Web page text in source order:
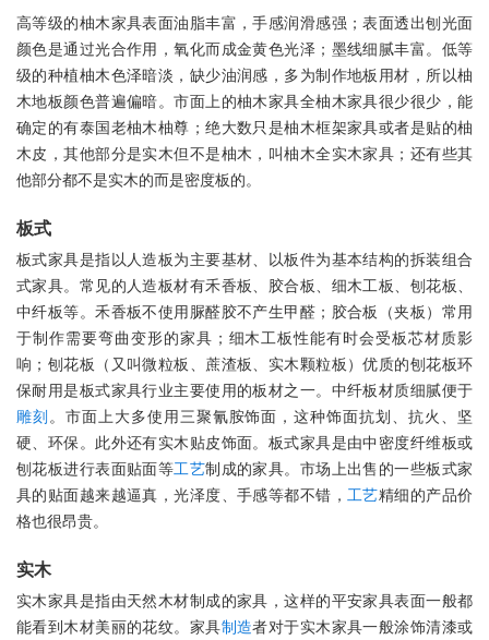
高等级的柚木家具表面油脂丰富，手感润滑感强；表面透出刨光面
颜色是通过光合作用，氧化而成金黄色光泽；墨线细腻丰富。低等
级的种植柚木色泽暗淡，缺少油润感，多为制作地板用材，所以柚
木地板颜色普遍偏暗。市面上的柚木家具全柚木家具很少很少，能
确定的有泰国老柚木柚尊；绝大数只是柚木框架家具或者是贴的柚
木皮，其他部分是实木但不是柚木，叫柚木全实木家具；还有些其
他部分都不是实木的而是密度板的。
板式
板式家具是指以人造板为主要基材、以板件为基本结构的拆装组合
式家具。常见的人造板材有禾香板、胶合板、细木工板、刨花板、
中纤板等。禾香板不使用脲醛胶不产生甲醛；胶合板（夹板）常用
于制作需要弯曲变形的家具；细木工板性能有时会受板芯材质影
响；刨花板（又叫微粒板、蔗渣板、实木颗粒板）优质的刨花板环
保耐用是板式家具行业主要使用的板材之一。中纤板材质细腻便于
雕刻 。市面上大多使用三聚氰胺饰面，这种饰面抗划、抗火、坚
硬、环保。此外还有实木贴皮饰面。板式家具是由中密度纤维板或
刨花板进行表面贴面等工艺制成的家具。市场上出售的一些板式家
具的贴面越来越逼真，光泽度、手感等都不错， 工艺精细的产品价
格也很昂贵。
实木
实木家具是指由天然木材制成的家具，这样的平安家具表面一般都
能看到木材美丽的花纹。家具制造者对于实木家具一般涂饰清漆或